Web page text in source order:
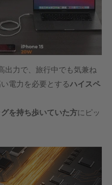
出力で、旅行中でも気兼ね
電力を必要とするハイスペ
を持ち歩いていた方にピッ